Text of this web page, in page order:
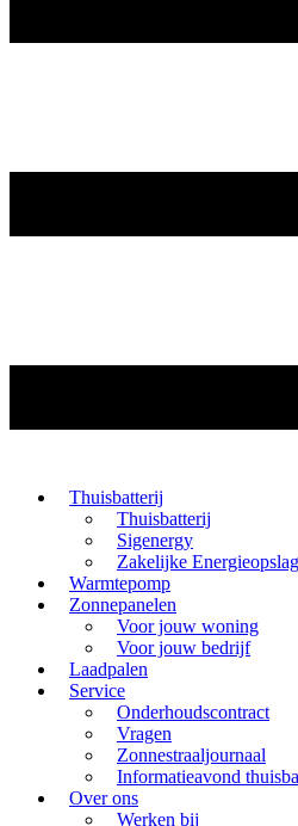
Thuisbatterij
Thuisbatterij
Sigenergy
Zakelijke Energieopslag
Warmtepomp
Zonnepanelen
Voor jouw woning
Voor jouw bedrijf
Laadpalen
Service
Onderhoudscontract
Vragen
Zonnestraaljournaal
Informatieavond
Over ons
Werken bij